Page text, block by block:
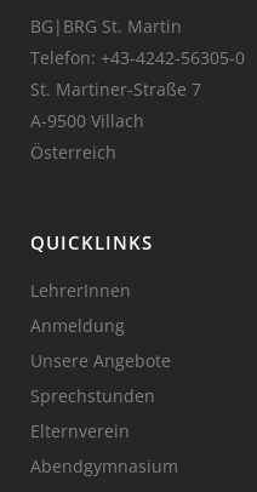
BG|BRG St. Martin
Telefon: +43-4242-56305-0
St. Martiner-Straße 7
A-9500 Villach
Österreich
QUICKLINKS
LehrerInnen
Anmeldung
Unsere Angebote
Sprechstunden
Elternverein
Abendgymnasium